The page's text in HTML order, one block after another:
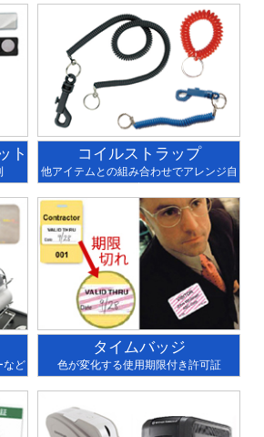
ト コイルストラップ
他アイテムとの組み合わせでアレンジ自
など
タイムバッジ
色が変化する使用期限付き許可証